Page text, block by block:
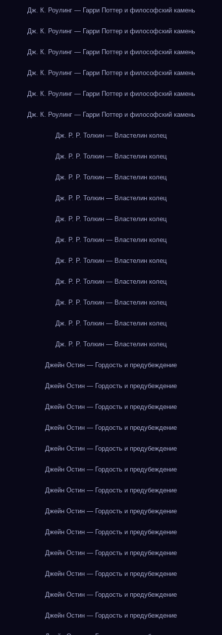
Дж. К. Роулинг — Гарри Поттер и философский камень
Дж. К. Роулинг — Гарри Поттер и философский камень
Дж. К. Роулинг — Гарри Поттер и философский камень
Дж. К. Роулинг — Гарри Поттер и философский камень
Дж. К. Роулинг — Гарри Поттер и философский камень
Дж. К. Роулинг — Гарри Поттер и философский камень
Дж. Р. Р. Толкин — Властелин колец
Дж. Р. Р. Толкин — Властелин колец
Дж. Р. Р. Толкин — Властелин колец
Дж. Р. Р. Толкин — Властелин колец
Дж. Р. Р. Толкин — Властелин колец
Дж. Р. Р. Толкин — Властелин колец
Дж. Р. Р. Толкин — Властелин колец
Дж. Р. Р. Толкин — Властелин колец
Дж. Р. Р. Толкин — Властелин колец
Дж. Р. Р. Толкин — Властелин колец
Дж. Р. Р. Толкин — Властелин колец
Джейн Остин — Гордость и предубеждение
Джейн Остин — Гордость и предубеждение
Джейн Остин — Гордость и предубеждение
Джейн Остин — Гордость и предубеждение
Джейн Остин — Гордость и предубеждение
Джейн Остин — Гордость и предубеждение
Джейн Остин — Гордость и предубеждение
Джейн Остин — Гордость и предубеждение
Джейн Остин — Гордость и предубеждение
Джейн Остин — Гордость и предубеждение
Джейн Остин — Гордость и предубеждение
Джейн Остин — Гордость и предубеждение
Джейн Остин — Гордость и предубеждение